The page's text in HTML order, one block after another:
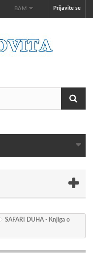
Prijavite se
BAM
SAFARI DUHA - Knjiga o